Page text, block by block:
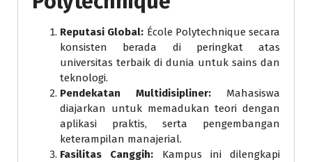
Reputasi Global: École Polytechnique secara
konsisten berada di peringkat atas
universitas terbaik di dunia untuk sains dan
teknologi.
Pendekatan Multidisipliner: Mahasiswa
diajarkan untuk memadukan teori dengan
aplikasi praktis, serta pengembangan
keterampilan manajerial.
Fasilitas Canggih: Kampus ini dilengkapi